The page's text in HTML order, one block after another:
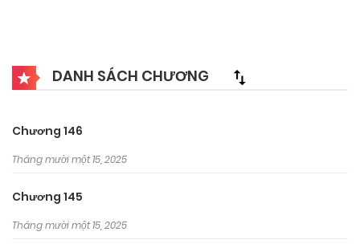
DANH SÁCH CHƯƠNG
Chương 146
Tháng mười một 15, 2025
Chương 145
Tháng mười một 15, 2025